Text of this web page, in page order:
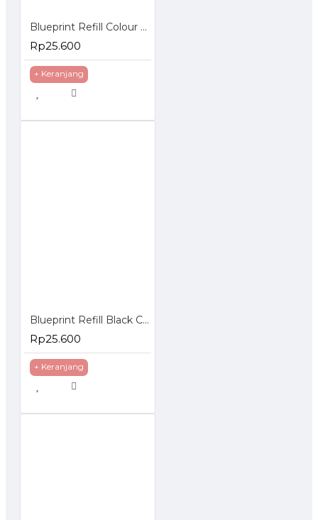
Blueprint Refill Colour HP
Rp25.600
+ Keranjang
Blueprint Refill Black Canon
Rp25.600
+ Keranjang